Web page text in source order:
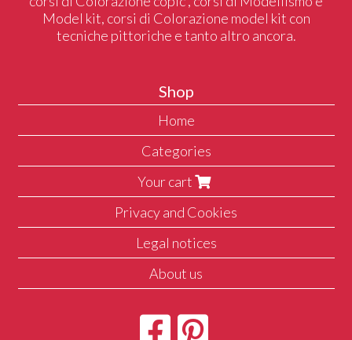
Model kit, corsi di Colorazione model kit con
tecniche pittoriche e tanto altro ancora.
Shop
Home
Categories
Your cart
Privacy and Cookies
Legal notices
About us